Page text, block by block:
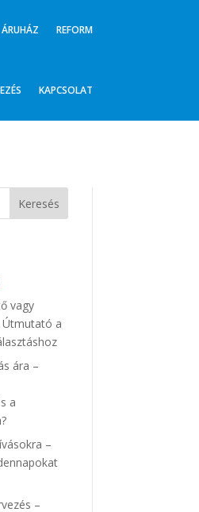
REFORM
KAPCSOLAT
vagy
Útmutató a
ára –
a
–
–